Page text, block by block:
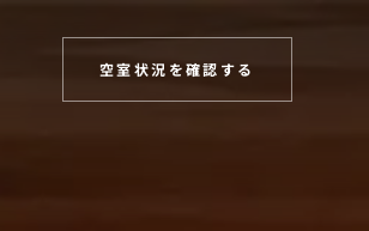
空室状況を確認する